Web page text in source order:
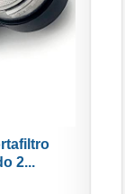
2...